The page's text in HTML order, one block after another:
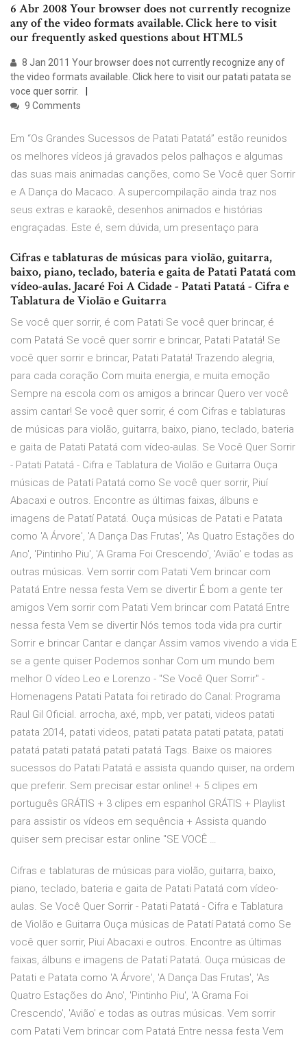
6 Abr 2008 Your browser does not currently recognize
any of the video formats available. Click here to visit
our frequently asked questions about HTML5
8 Jan 2011 Your browser does not currently recognize any of
the video formats available. Click here to visit our patati patata se
voce quer sorrir.
9 Comments
Em “Os Grandes Sucessos de Patati Patatá” estão reunidos
os melhores vídeos já gravados pelos palhaços e algumas
das suas mais animadas canções, como Se Você quer Sorrir
e A Dança do Macaco. A supercompilação ainda traz nos
seus extras e karaokê, desenhos animados e histórias
engraçadas. Este é, sem dúvida, um presentaço para
Cifras e tablaturas de músicas para violão, guitarra,
baixo, piano, teclado, bateria e gaita de Patati Patatá com
vídeo-aulas. Jacaré Foi A Cidade - Patati Patatá - Cifra e
Tablatura de Violão e Guitarra
Se você quer sorrir, é com Patati Se você quer brincar, é
com Patatá Se você quer sorrir e brincar, Patati Patatá! Se
você quer sorrir e brincar, Patati Patatá! Trazendo alegria,
para cada coração Com muita energia, e muita emoção
Sempre na escola com os amigos a brincar Quero ver você
assim cantar! Se você quer sorrir, é com Cifras e tablaturas
de músicas para violão, guitarra, baixo, piano, teclado, bateria
e gaita de Patati Patatá com vídeo-aulas. Se Você Quer Sorrir
- Patati Patatá - Cifra e Tablatura de Violão e Guitarra Ouça
músicas de Patatí Patatá como Se você quer sorrir, Piuí
Abacaxi e outros. Encontre as últimas faixas, álbuns e
imagens de Patatí Patatá. Ouça músicas de Patati e Patata
como 'A Árvore', 'A Dança Das Frutas', 'As Quatro Estações do
Ano', 'Pintinho Piu', 'A Grama Foi Crescendo', 'Avião' e todas as
outras músicas. Vem sorrir com Patati Vem brincar com
Patatá Entre nessa festa Vem se divertir É bom a gente ter
amigos Vem sorrir com Patati Vem brincar com Patatá Entre
nessa festa Vem se divertir Nós temos toda vida pra curtir
Sorrir e brincar Cantar e dançar Assim vamos vivendo a vida E
se a gente quiser Podemos sonhar Com um mundo bem
melhor O vídeo Leo e Lorenzo - "Se Você Quer Sorrir" -
Homenagens Patati Patata foi retirado do Canal: Programa
Raul Gil Oficial. arrocha, axé, mpb, ver patati, videos patati
patata 2014, patati videos, patati patata patati patata, patati
patatá patati patatá patati patatá Tags. Baixe os maiores
sucessos do Patati Patatá e assista quando quiser, na ordem
que preferir. Sem precisar estar online! + 5 clipes em
português GRÁTIS + 3 clipes em espanhol GRÁTIS + Playlist
para assistir os vídeos em sequência + Assista quando
quiser sem precisar estar online "SE VOCÊ …
Cifras e tablaturas de músicas para violão, guitarra, baixo,
piano, teclado, bateria e gaita de Patati Patatá com vídeo-
aulas. Se Você Quer Sorrir - Patati Patatá - Cifra e Tablatura
de Violão e Guitarra Ouça músicas de Patatí Patatá como Se
você quer sorrir, Piuí Abacaxi e outros. Encontre as últimas
faixas, álbuns e imagens de Patatí Patatá. Ouça músicas de
Patati e Patata como 'A Árvore', 'A Dança Das Frutas', 'As
Quatro Estações do Ano', 'Pintinho Piu', 'A Grama Foi
Crescendo', 'Avião' e todas as outras músicas. Vem sorrir
com Patati Vem brincar com Patatá Entre nessa festa Vem